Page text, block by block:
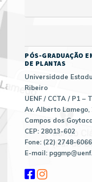
PÓS-GRADUAÇÃO
DE PLANTAS
Universidade
Ribeiro
UENF / CCTA / P1 –
Av. Alberto
Campos dos
CEP: 28013-602
Fone: (22) 2748-6066
E-mail: